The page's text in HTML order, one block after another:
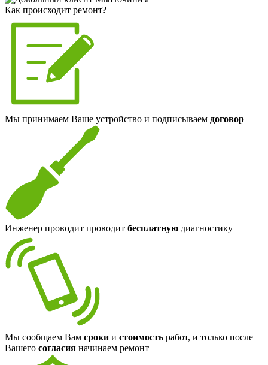
Как происходит ремонт?
Мы принимаем Ваше устройство и подписываем договор
Инженер проводит проводит бесплатную диагностику
Мы сообщаем Вам сроки и стоимость работ, и только после
Вашего согласия начинаем ремонт